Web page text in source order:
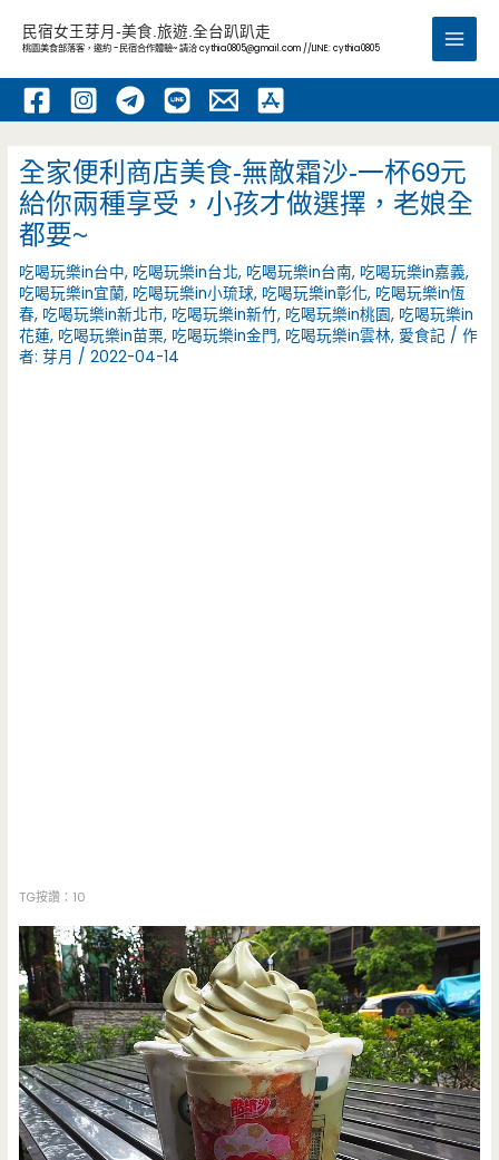
內
民宿女王芽月-美食.旅遊.全台趴趴走
桃園美食部落客，邀約 -民宿合作體驗~ 請洽cythia0805@gmail.com //LINE: cythia0805
Main
全家便利商店美食-無敵霜沙-一杯69元
給你兩種享受，小孩才做選擇，老娘全
都要~
吃喝玩樂in台中, 吃喝玩樂in台北, 吃喝玩樂in台南, 吃喝玩樂in嘉義,
吃喝玩樂in宜蘭, 吃喝玩樂in小琉球, 吃喝玩樂in彰化, 吃喝玩樂in恆
春, 吃喝玩樂in新北市, 吃喝玩樂in新竹, 吃喝玩樂in桃園, 吃喝玩樂in
花蓮, 吃喝玩樂in苗栗, 吃喝玩樂in金門, 吃喝玩樂in雲林, 愛食記 / 作
者:芽月 /2022-04-14
TG按讚：10